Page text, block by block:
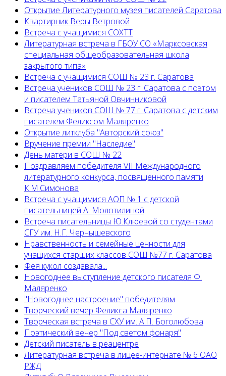
Открытие Литературного музея писателей Саратова
Квартирник Веры Ветровой
Встреча с учащимися СОХТТ
Литературная встреча в ГБОУ СО «Марксовская
специальная общеобразовательная школа
закрытого типа»
Встреча с учащимися СОШ № 23 г. Саратова
Встреча учеников СОШ № 23 г. Саратова с поэтом
и писателем Татьяной Овчинниковой
Встреча учеников СОШ № 77 г. Саратова с детским
писателем Феликсом Маляренко
Открытие литклуба "Авторский союз"
Вручение премии "Наследие"
День матери в СОШ № 22
Поздравляем победителя VII Международного
литературного конкурса, посвященного памяти
К.М.Симонова
Встреча с учащимися АОП № 1 с детской
писательницей А. Молотилиной
Встреча писательницы Ю.Клюевой со студентами
СГУ им. Н.Г. Чернышевского
Нравственность и семейные ценности для
учащихся старших классов СОШ №77 г. Саратова
Фея кукол создавала...
Новогоднее выступление детского писателя Ф.
Маляренко
"Новогоднее настроение" победителям
Творческий вечер Феликса Маляренко
Творческая встреча в СХУ им. А.П. Боголюбова
Поэтический вечер "Под светом фонаря"
Детский писатель в реацентре
Литературная встреча в лицее-интернате № 6 ОАО
РЖД